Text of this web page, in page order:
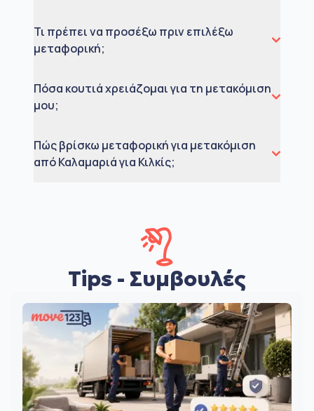
Τι πρέπει να προσέξω πριν επιλέξω
μεταφορική;
Πόσα κουτιά χρειάζομαι για τη μετακόμιση
μου;
Πώς βρίσκω μεταφορική για μετακόμιση
από Καλαμαριά για Κιλκίς;
Tips - Συμβουλές